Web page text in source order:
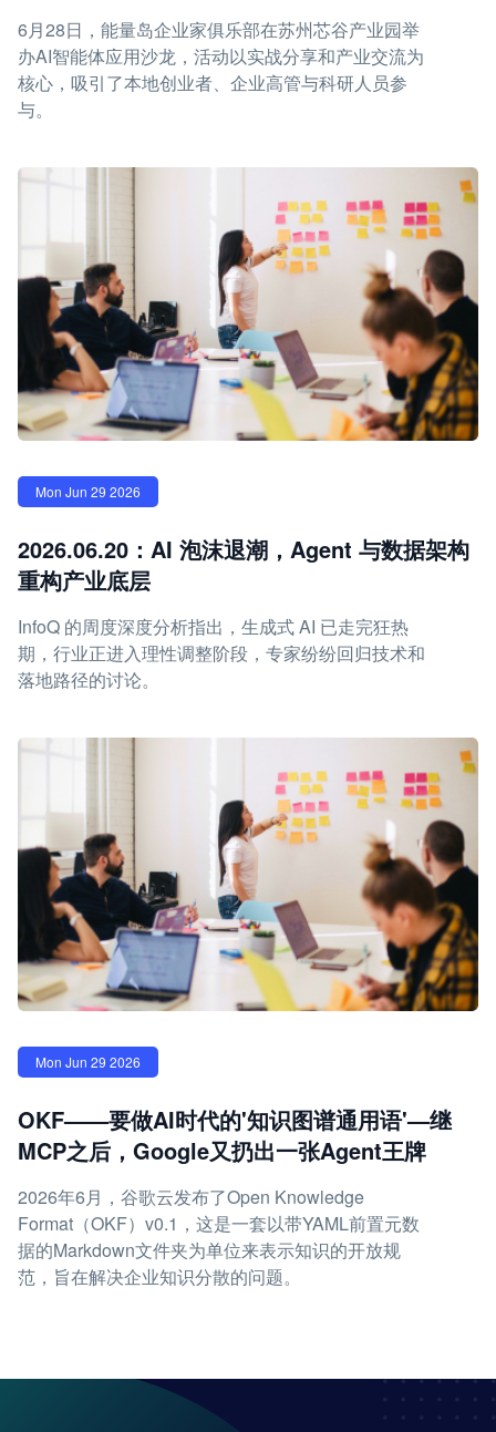
6月28日，能量岛企业家俱乐部在苏州芯谷产业园举
办AI智能体应用沙龙，活动以实战分享和产业交流为
核心，吸引了本地创业者、企业高管与科研人员参
与。
Mon Jun 29 2026
2026.06.20：AI 泡沫退潮，Agent 与数据架构
重构产业底层
InfoQ 的周度深度分析指出，生成式 AI 已走完狂热
期，行业正进入理性调整阶段，专家纷纷回归技术和
落地路径的讨论。
Mon Jun 29 2026
OKF——要做AI时代的'知识图谱通用语'—继
MCP之后，Google又扔出一张Agent王牌
2026年6月，谷歌云发布了Open Knowledge
Format（OKF）v0.1，这是一套以带YAML前置元数
据的Markdown文件夹为单位来表示知识的开放规
范，旨在解决企业知识分散的问题。